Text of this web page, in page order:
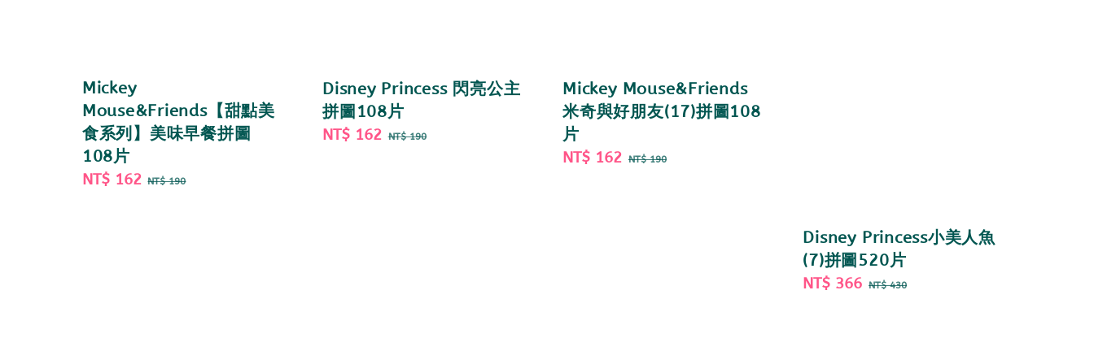
Mickey
Mouse&Friends【甜點美
食系列】美味早餐拼圖
108片
Sale
NT$ 162 Regular
NT$ 190
Disney Princess 閃亮公主
拼圖108片
Sale
NT$ 162 Regular
NT$ 190
Mickey Mouse&Friends
米奇與好朋友(17)拼圖108
片
Sale
NT$ 162 Regular
NT$ 190
Disney Princess小美人魚
(7)拼圖520片
Sale
NT$ 366 Regular
NT$ 430